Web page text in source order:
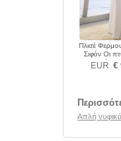
Πλισέ
Σιφόν Οι
μπούστο
EUR €
Απλή νυφικά